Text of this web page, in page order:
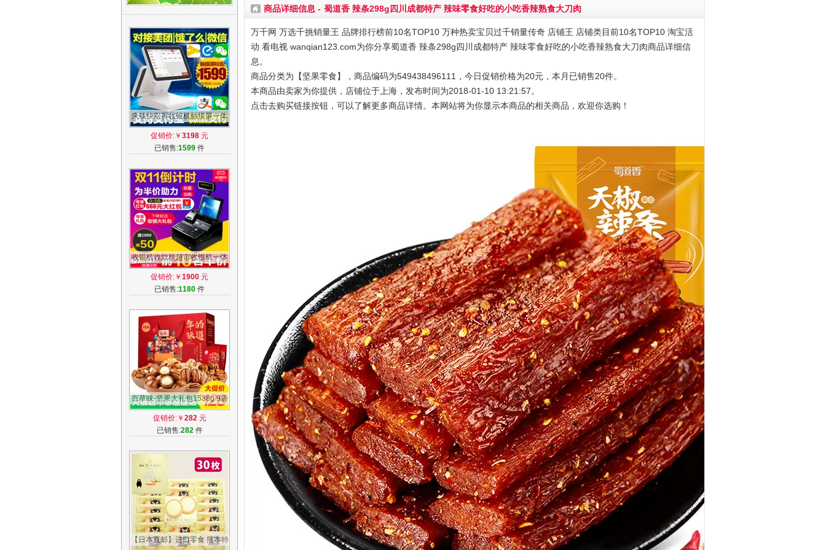
来钱快双屏收银机触摸屏一体
机超市奶茶餐饮快餐餐厅饭店
点单系统
促销价:￥ 3198 元
已销售:1599 件
收银机收款机超市收银机一体
机快餐饮服装医药便利店化妆
厂家直销
促销价:￥ 1900 元
已销售:1180 件
百草味-坚果大礼包1538g 9袋
干果礼盒装 年货礼盒零食组合
送礼
促销价:￥ 282元
已销售:282件
【日本直邮】进口零食 熊本特
商品详细信息 - 蜀道香 辣条298g四川成都特产 辣味零食好吃的小吃香辣熟食大刀肉
万千网 万选千挑销量王 品牌排行榜前10名TOP10 万种热卖宝贝过千销量传奇 店铺王 店铺类目前10名TOP10 淘宝活
动 看电视 wanqian123.com为你分享蜀道香 辣条298g四川成都特产 辣味零食好吃的小吃香辣熟食大刀肉商品详细信
息。
商品分类为【坚果零食】，商品编码为549438496111，今日促销价格为20元，本月已销售20件。
本商品由卖家为你提供，店铺位于上海，发布时间为2018-01-10 13:21:57。
点击去购买链接按钮，可以了解更多商品详情。本网站将为你显示本商品的相关商品，欢迎你选购！